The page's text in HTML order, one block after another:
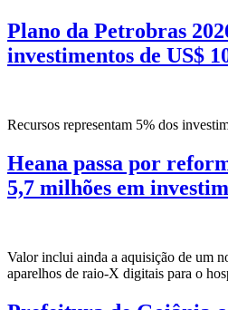
Plano da Petrobras
investimentos de US$
Recursos representam 5% dos
Heana passa por
5,7 milhões em
Valor inclui ainda a aquisição de um
aparelhos de raio-X digitais para o